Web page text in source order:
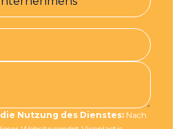
Nutzung des Dienstes: Nach